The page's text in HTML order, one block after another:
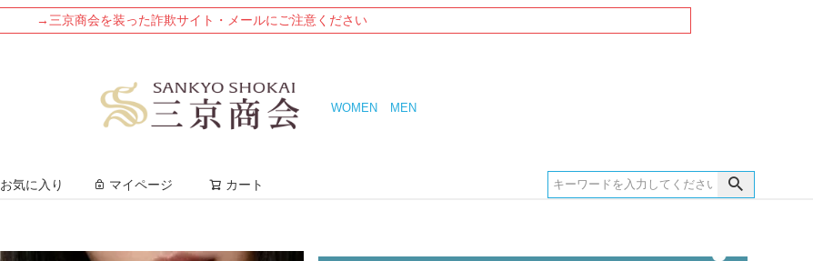
→三京商会を装った詐欺サイト・メールにご注意ください
WOMEN MEN
お気に入り マイページ カート